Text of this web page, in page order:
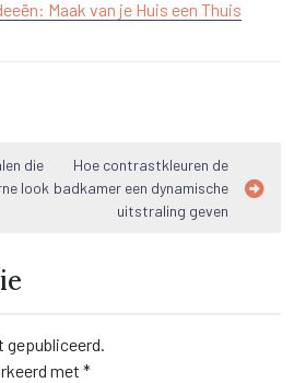
Maak van je Huis een Thuis
die
look
Hoe contrastkleuren de
badkamer een dynamische
uitstraling geven
met *